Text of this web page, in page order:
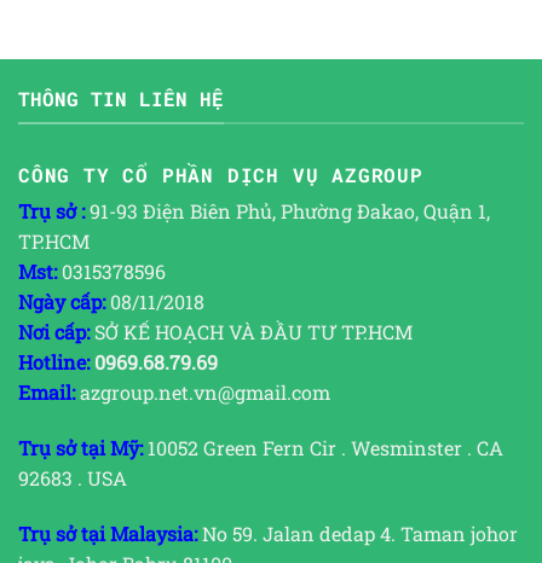
THÔNG TIN LIÊN HỆ
CÔNG TY CỔ PHẦN DỊCH VỤ AZGROUP
Trụ sở :91-93 Điện Biên Phủ, Phường Đakao, Quận 1,
TP.HCM
Mst:0315378596
Ngày cấp:08/11/2018
Nơi cấp:SỞ KẾ HOẠCH VÀ ĐẦU TƯ TP.HCM
Hotline: 0969.68.79.69
Email:azgroup.net.vn@gmail.com
Trụ sở tại Mỹ:10052 Green Fern Cir . Wesminster . CA
92683 . USA
Trụ sở tại Malaysia:No 59. Jalan dedap 4. Taman johor